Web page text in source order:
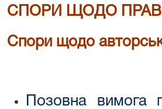
СПОРИ ЩОДО ПРАВ
Спори щодо
Позовна вимога